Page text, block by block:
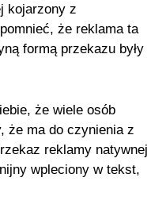
kojarzony z
że reklama ta
formą przekazu były
że wiele osób
że ma do czynienia z
reklamy natywnej
wpleciony w tekst,